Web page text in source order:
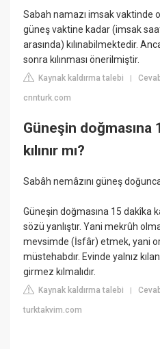
Sabah namazı imsak vaktinde
güneş vaktine kadar (imsak
arasında) kılınabilmektedir.
sonra kılınması önerilmiştir.
Kaynak kaldırma talebi |
cnnturk.com
Güneşin doğmasına
kılınır mı?
Sabâh nemâzını güneş
Güneşin doğmasına 15 dakîka
sözü yanlıştır. Yani mekrûh
mevsimde (İsfâr) etmek, yani
müstehabdır. Evinde yalnız
girmez kılmalıdır.
Kaynak kaldırma talebi |
turktakvim.com